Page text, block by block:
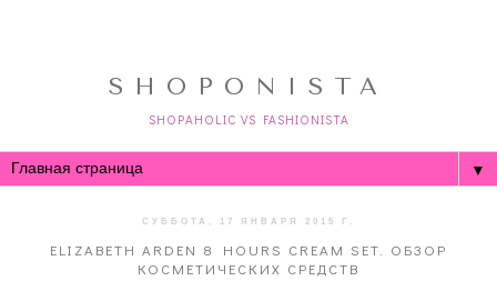
SHOPONISTA
SHOPAHOLIC VS FASHIONISTA
▼
СУББОТА, 17 ЯНВАРЯ 2015 Г.
ELIZABETH ARDEN 8 HOURS CREAM SET. ОБЗОР
КОСМЕТИЧЕСКИХ СРЕДСТВ